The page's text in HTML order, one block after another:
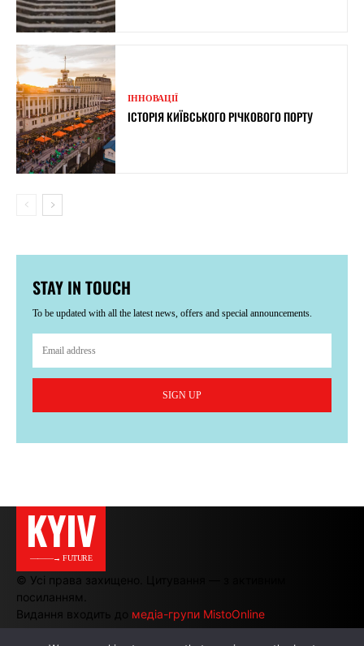
ІННОВАЦІЇ
ІСТОРІЯ КИЇВСЬКОГО РІЧКОВОГО ПОРТУ
STAY IN TOUCH
To be updated with all the latest news, offers and special announcements.
SIGN UP
KYIV
———→ FUTURE
© Усі права захищено. Цитування — з активним
посиланням.
Видання входить до медіа-групи MistoOnline